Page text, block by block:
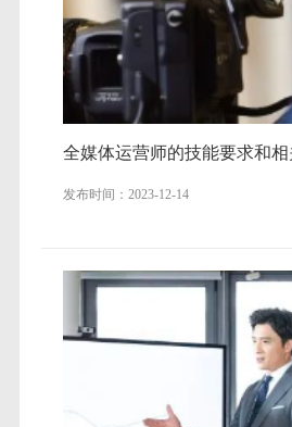
全媒体运营师的技能要求和
发布时间：2023-12-14